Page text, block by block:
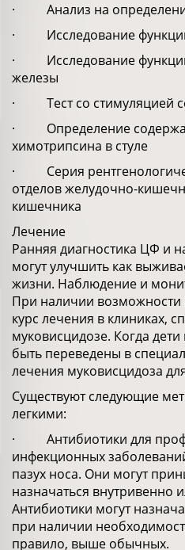
· Анализ на
· Исследование
· Исследование
железы
· Тест со стимуляцией
· Определение
химотрипсина в стуле
· Серия
отделов желудочно-
кишечника
Лечение
Ранняя диагностика ЦФ и
могут улучшить как
жизни. Наблюдение и
При наличии
курс лечения в клиниках,
муковисцидозе. Когда
быть переведены в
лечения муковисцидоза
Существуют следующие
легкими:
· Антибиотики для
инфекционных
пазух носа. Они могут
назначаться внутривенно
Антибиотики могут
при наличии
правило, выше обычных.